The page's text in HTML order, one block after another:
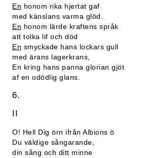
En honom rika hjertat gaf
med känslans varma glöd.
En honom lärde kraftens språk
att tolka lif och död
En smyckade hans lockars gull
med ärans lagerkrans,
En kring hans panna glorian gjöt
af en odödlig glans.
6.
II
O! Hell Dig örn ifrån Albions ö
Du väldige sångarande,
din sång och ditt minne